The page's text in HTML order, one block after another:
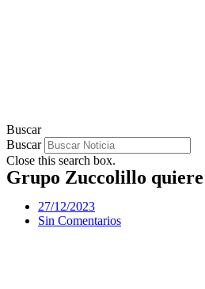
Buscar
Buscar
Close this search box.
Grupo Zuccolillo quiere
27/12/2023
Sin Comentarios